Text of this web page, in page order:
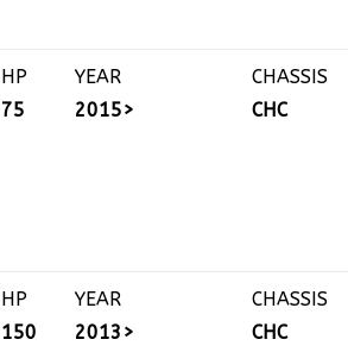
HP
75
YEAR
2015>
CHASSIS
CHC
HP
150
YEAR
2013>
CHASSIS
CHC